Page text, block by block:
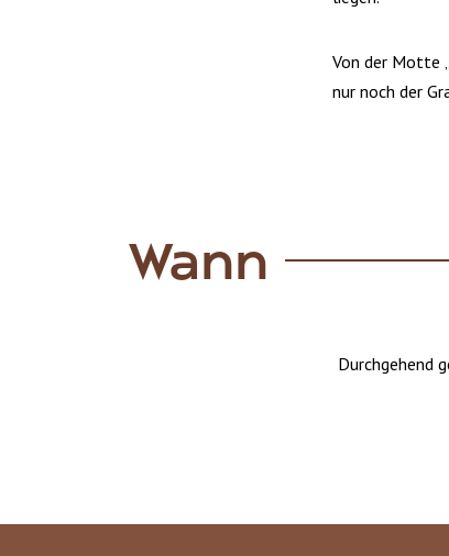
Von der Motte
nur noch der
Wann
Durchgehend